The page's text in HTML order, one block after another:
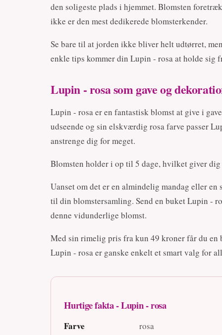
den soligeste plads i hjemmet. Blomsten
ikke er den mest dedikerede blomsterkender.
Se bare til at jorden ikke bliver helt udtørret,
enkle tips kommer din Lupin - rosa at holde sig
Lupin - rosa som gave og
Lupin - rosa er en fantastisk blomst at give i
udseende og sin elskværdig rosa farve passer
anstrenge dig for meget.
Blomsten holder i op til 5 dage, hvilket giver dig
Uanset om det er en almindelig mandag eller
til din blomstersamling. Send en buket Lupin -
denne vidunderlige blomst.
Med sin rimelig pris fra kun 49 kroner får du
Lupin - rosa er ganske enkelt et smart valg for
Hurtige fakta - Lupin - rosa
Farve rosa